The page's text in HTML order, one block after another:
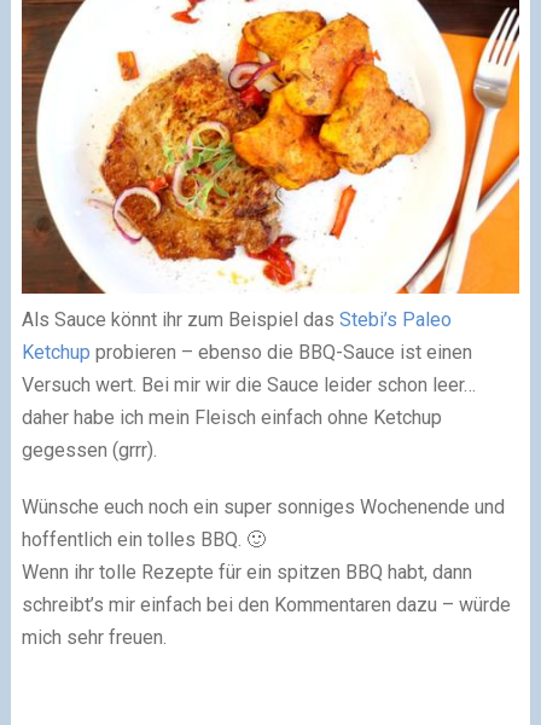
Als Sauce könnt ihr zum Beispiel das Stebi’s Paleo
Ketchup probieren – ebenso die BBQ-Sauce ist einen
Versuch wert. Bei mir wir die Sauce leider schon leer…
daher habe ich mein Fleisch einfach ohne Ketchup
gegessen (grrr).
Wünsche euch noch ein super sonniges Wochenende und
hoffentlich ein tolles BBQ. 🙂
Wenn ihr tolle Rezepte für ein spitzen BBQ habt, dann
schreibt’s mir einfach bei den Kommentaren dazu – würde
mich sehr freuen.